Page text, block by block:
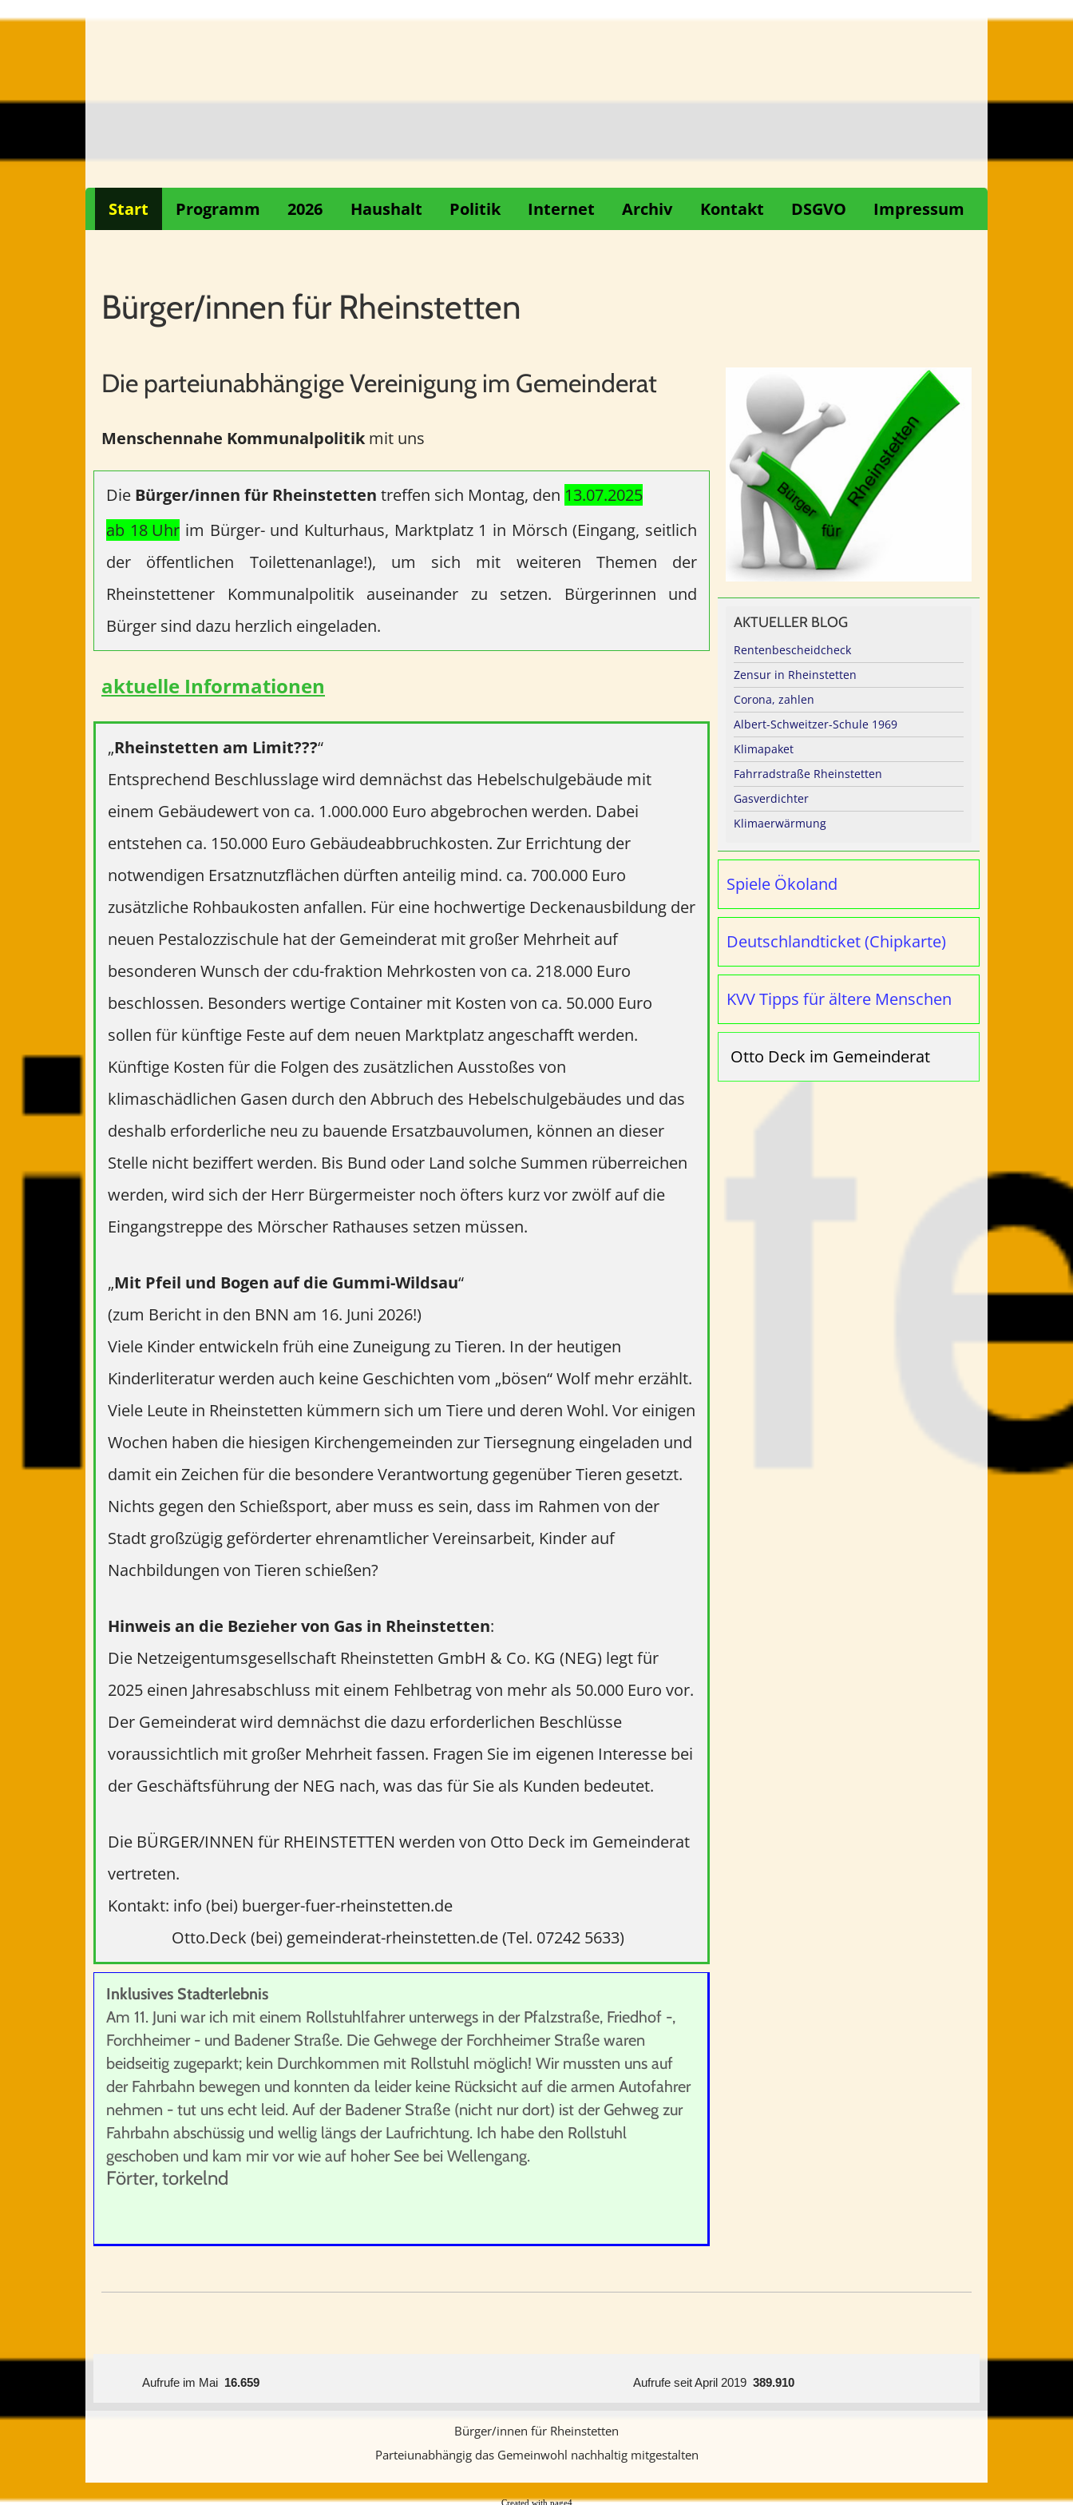
Start Programm 2026 Haushalt Politik Internet Archiv Kontakt DSGVO Impressum
Bürger/innen für Rheinstetten
Die parteiunabhängige Vereinigung im Gemeinderat
Menschennahe Kommunalpolitikmit uns
Die Bürger/innen für Rheinstetten treffen sich Montag, den 13.07.2025
ab 18 Uhr im Bürger- und Kulturhaus, Marktplatz 1 in Mörsch (Eingang, seitlich
der öffentlichen Toilettenanlage!), um sich mit weiteren Themen der
Rheinstettener Kommunalpolitik auseinander zu setzen. Bürgerinnen und
Bürger sind dazu herzlich eingeladen.
aktuelle Informationen
„Rheinstetten am Limit???“
Entsprechend Beschlusslage wird demnächst das Hebelschulgebäude mit
einem Gebäudewert von ca. 1.000.000 Euro abgebrochen werden. Dabei
entstehen ca. 150.000 Euro Gebäudeabbruchkosten. Zur Errichtung der
notwendigen Ersatznutzflächen dürften anteilig mind. ca. 700.000 Euro
zusätzliche Rohbaukosten anfallen. Für eine hochwertige Deckenausbildung der
neuen Pestalozzischule hat der Gemeinderat mit großer Mehrheit auf
besonderen Wunsch der cdu-fraktion Mehrkosten von ca. 218.000 Euro
beschlossen. Besonders wertige Container mit Kosten von ca. 50.000 Euro
sollen für künftige Feste auf dem neuen Marktplatz angeschafft werden.
Künftige Kosten für die Folgen des zusätzlichen Ausstoßes von
klimaschädlichen Gasen durch den Abbruch des Hebelschulgebäudes und das
deshalb erforderliche neu zu bauende Ersatzbauvolumen, können an dieser
Stelle nicht beziffert werden. Bis Bund oder Land solche Summen rüberreichen
werden, wird sich der Herr Bürgermeister noch öfters kurz vor zwölf auf die
Eingangstreppe des Mörscher Rathauses setzen müssen.
„Mit Pfeil und Bogen auf die Gummi-Wildsau“
(zum Bericht in den BNN am 16. Juni 2026!)
Viele Kinder entwickeln früh eine Zuneigung zu Tieren. In der heutigen
Kinderliteraturwerden auch keine Geschichten vom „bösen“ Wolf mehr erzählt.
Viele Leute in Rheinstetten kümmern sich um Tiere und deren Wohl. Vor einigen
Wochen haben die hiesigen Kirchengemeinden zur Tiersegnung eingeladen und
damit ein Zeichen für die besondere Verantwortung gegenüber Tieren gesetzt.
Nichts gegen den Schießsport, aber muss es sein, dass im Rahmen von der
Stadt großzügig geförderter ehrenamtlicher Vereinsarbeit, Kinder auf
Nachbildungen von Tieren schießen?
Hinweis an die Bezieher von Gas in Rheinstetten:
Die Netzeigentumsgesellschaft Rheinstetten GmbH & Co. KG (NEG) legt für
2025 einen Jahresabschluss mit einem Fehlbetrag von mehr als 50.000 Euro vor.
Der Gemeinderat wird demnächst die dazu erforderlichen Beschlüsse
voraussichtlich mit großer Mehrheit fassen. Fragen Sie im eigenen Interesse bei
der Geschäftsführung der NEG nach, was das für Sie als Kunden bedeutet.
Die BÜRGER/INNEN für RHEINSTETTEN werden von Otto Deck im Gemeinderat
vertreten.
Kontakt: info (bei) buerger-fuer-rheinstetten.de
Otto.Deck (bei) gemeinderat-rheinstetten.de (Tel. 07242 5633)
Inklusives Stadterlebnis
Am 11. Juni war ich mit einem Rollstuhlfahrer unterwegs in der Pfalzstraße, Friedhof -,
Forchheimer - und Badener Straße. Die Gehwege der Forchheimer Straße waren
beidseitig zugeparkt; kein Durchkommen mit Rollstuhl möglich! Wir mussten uns auf
der Fahrbahn bewegen und konnten da leider keine Rücksicht auf die armen Autofahrer
nehmen - tut uns echt leid. Auf der Badener Straße (nicht nur dort) ist der Gehweg zur
Fahrbahn abschüssig und wellig längs der Laufrichtung. Ich habe den Rollstuhl
geschoben und kam mir vor wie auf hoher See bei Wellengang.
Förter, torkelnd
AKTUELLER BLOG
Rentenbescheidcheck
Zensur in Rheinstetten
Corona, zahlen
Albert-Schweitzer-Schule 1969
Klimapaket
Fahrradstraße Rheinstetten
Gasverdichter
Klimaerwärmung
Spiele Ökoland
Deutschlandticket (Chipkarte)
KVV Tipps für ältere Menschen
Otto Deck im Gemeinderat
Aufrufe im Mai 16.659 Aufrufe seit April 2019 389.910
Bürger/innen für Rheinstetten
Parteiunabhängig das Gemeinwohl nachhaltig mitgestalten
Created withpage4